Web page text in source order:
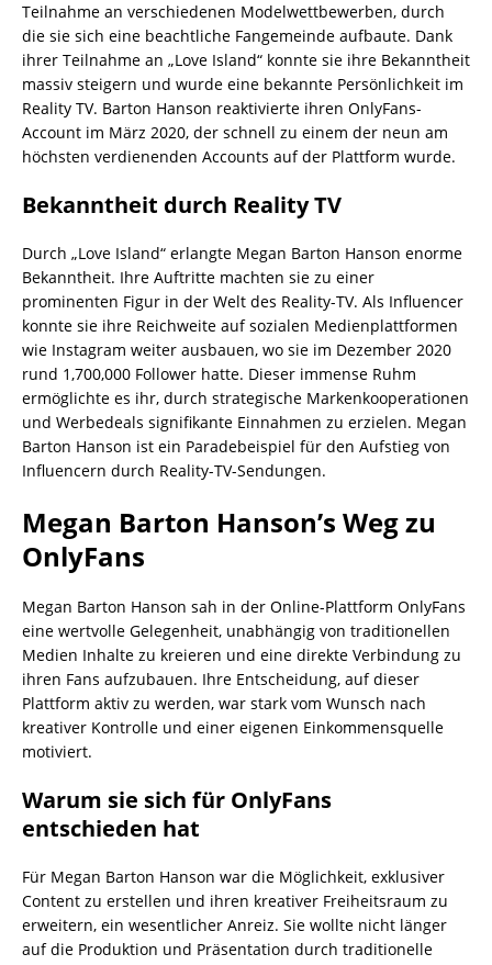
Teilnahme an verschiedenen Modelwettbewerben, durch
die sie sich eine beachtliche Fangemeinde aufbaute. Dank
ihrer Teilnahme an „Love Island“ konnte sie ihre Bekanntheit
massiv steigern und wurde eine bekannte Persönlichkeit im
Reality TV. Barton Hanson reaktivierte ihren OnlyFans-
Account im März 2020, der schnell zu einem der neun am
höchsten verdienenden Accounts auf der Plattform wurde.
Bekanntheit durch Reality TV
Durch „Love Island“ erlangte Megan Barton Hanson enorme
Bekanntheit. Ihre Auftritte machten sie zu einer
prominenten Figur in der Welt des Reality-TV. Als Influencer
konnte sie ihre Reichweite auf sozialen Medienplattformen
wie Instagram weiter ausbauen, wo sie im Dezember 2020
rund 1,700,000 Follower hatte. Dieser immense Ruhm
ermöglichte es ihr, durch strategische Markenkooperationen
und Werbedeals signifikante Einnahmen zu erzielen. Megan
Barton Hanson ist ein Paradebeispiel für den Aufstieg von
Influencern durch Reality-TV-Sendungen.
Megan Barton Hanson’s Weg zu
OnlyFans
Megan Barton Hanson sah in der Online-Plattform OnlyFans
eine wertvolle Gelegenheit, unabhängig von traditionellen
Medien Inhalte zu kreieren und eine direkte Verbindung zu
ihren Fans aufzubauen. Ihre Entscheidung, auf dieser
Plattform aktiv zu werden, war stark vom Wunsch nach
kreativer Kontrolle und einer eigenen Einkommensquelle
motiviert.
Warum sie sich für OnlyFans
entschieden hat
Für Megan Barton Hanson war die Möglichkeit, exklusiver
Content zu erstellen und ihren kreativer Freiheitsraum zu
erweitern, ein wesentlicher Anreiz. Sie wollte nicht länger
auf die Produktion und Präsentation durch traditionelle